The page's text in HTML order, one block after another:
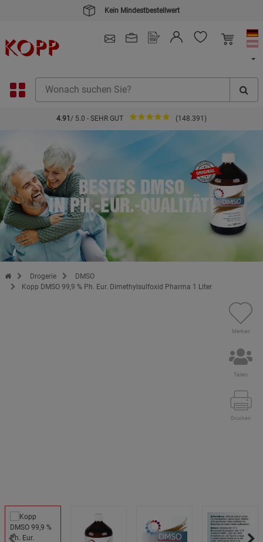
Kein Mindestbestellwert
4.91 / 5.0 - SEHR GUT (148.391)
BESTES DMSO
IN PH.-EUR.-QUALITÄT!
Zur Startseite des Kopp Verlag Online-Shop
Drogerie
DMSO
Kopp DMSO 99,9 % Ph. Eur. Dimethylsulfoxid Pharma 1 Liter
Merken
Teilen
Drucken